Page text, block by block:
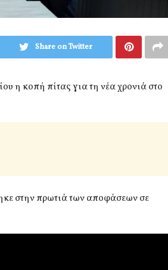
Share on Twitter
η κοπή πίτας για τη νέα χρονιά στο
στην πρωτιά των αποφάσεων σε